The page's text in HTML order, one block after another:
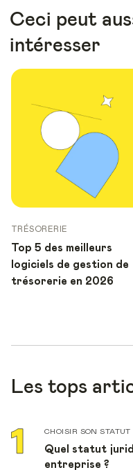
Ceci peut
intéresser
TRÉSORERIE
Top 5 des meilleurs
logiciels de gestion de
trésorerie en 2026
Les tops
CHOISIR SON STATUT
Quel statut
entreprise ?